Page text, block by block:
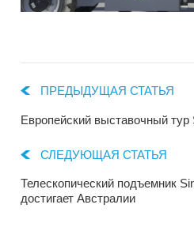
ПРЕДЫДУЩАЯ СТАТЬЯ
Европейский выставочный тур
СЛЕДУЮЩАЯ СТАТЬЯ
Телескопический подъемник
достигает Австралии